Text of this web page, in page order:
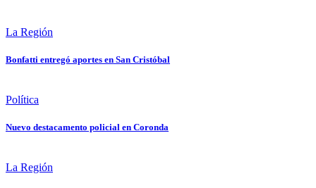
La Región
Bonfatti entregó aportes en San Cristóbal
Política
Nuevo destacamento policial en Coronda
La Región